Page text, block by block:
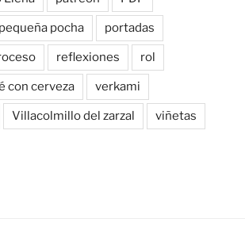
pequeña pocha portadas
reflexiones rol
con cerveza verkami
Villacolmillo del zarzal viñetas